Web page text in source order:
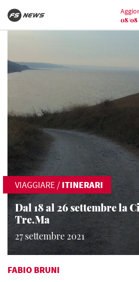
08/08
VIAGGIARE / ITINERARI
Dal 18 al 26 settembre la
Tre.Ma
27 settembre 2021
FABIO BRUNI